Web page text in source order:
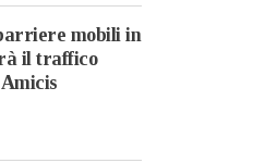
mobili in
il traffico